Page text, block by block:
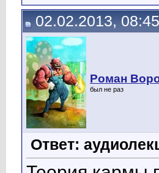
02.02.2013, 08:45
Роман
был не раз
Ответ: